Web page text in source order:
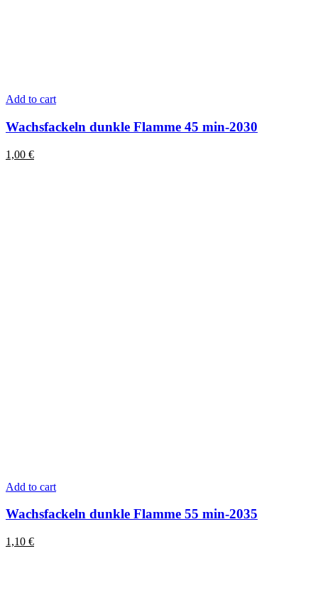
Add to cart
Wachsfackeln dunkle Flamme 45 min-2030
1,00 €
Add to cart
Wachsfackeln dunkle Flamme 55 min-2035
1,10 €